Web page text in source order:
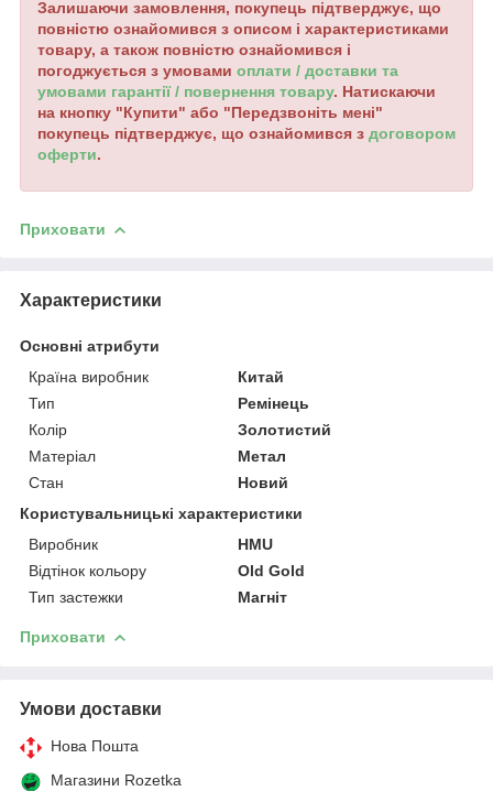
Залишаючи замовлення, покупець підтверджує, що
повністю ознайомився з описом і характеристиками
товару, а також повністю ознайомився і
погоджується з умовами оплати / доставки та
умовами гарантії / повернення товару. Натискаючи
на кнопку "Купити" або "Передзвоніть мені"
покупець підтверджує, що ознайомився з договором
оферти.
Приховати
Характеристики
Основні атрибути
Країна виробник
Китай
Тип
Ремінець
Колір
Золотистий
Матеріал
Метал
Стан
Новий
Користувальницькі характеристики
Виробник
HMU
Відтінок кольору
Old Gold
Тип застежки
Магніт
Приховати
Умови доставки
Нова Пошта
Магазини Rozetka